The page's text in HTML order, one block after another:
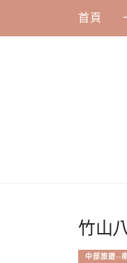
content
首頁
竹山
中部旅遊--